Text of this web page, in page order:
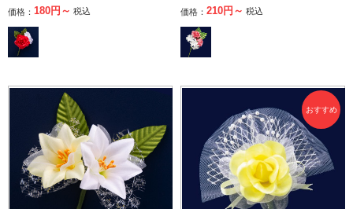
価格： 180円～ 税込 価格： 210円～ 税込